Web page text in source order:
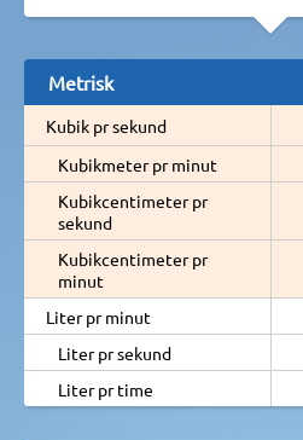
Metrisk
Kubik pr sekund
Kubikmeter pr minut
Kubikcentimeter pr
sekund
Kubikcentimeter pr
minut
Liter pr minut
Liter pr sekund
Liter pr time